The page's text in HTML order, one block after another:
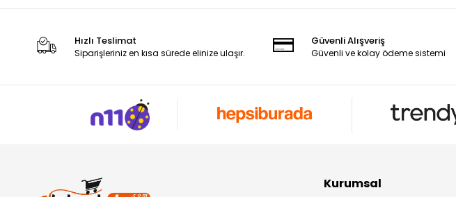
Hızlı Teslimat
Siparişleriniz en kısa sürede elinize ulaşır.
Güvenli Alışveriş
Güvenli ve kolay ödeme sistemi
Kurumsal